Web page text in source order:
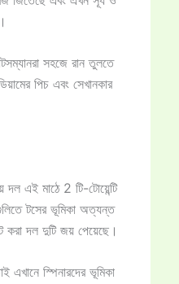
।
সহজে রান তুলতে
পিচ এবং সেখানকার
দল এই মাঠে 2 টি-টোয়েন্টি
টসের ভূমিকা অত্যন্ত
করা দল দুটি জয় পেয়েছে।
এখানে স্পিনারদের ভূমিকা